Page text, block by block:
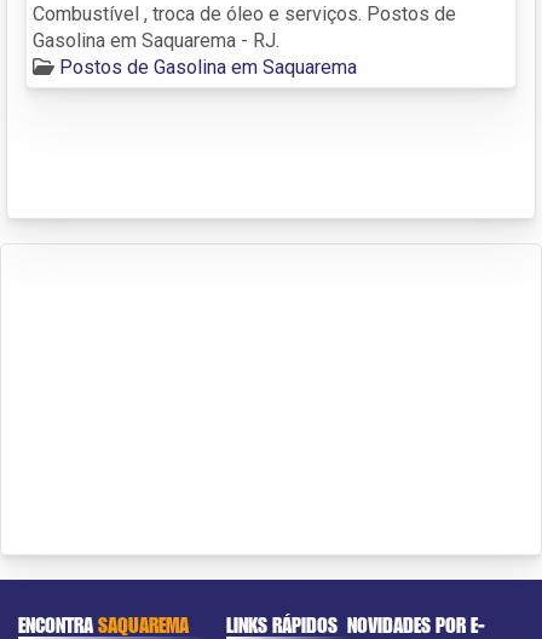
Combustível , troca de óleo e serviços. Postos de
Gasolina em Saquarema - RJ.
Postos de Gasolina em Saquarema
ENCONTRASAQUAREMA LINKS RÁPIDOS NOVIDADES POR E-